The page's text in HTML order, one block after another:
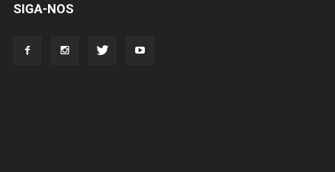
SIGA-NOS